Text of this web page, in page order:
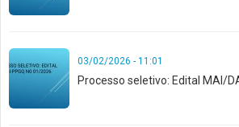
03/02/2026 - 11:01
Processo seletivo: Edital MAI/